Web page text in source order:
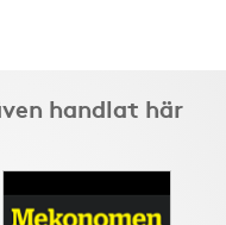
handlat här